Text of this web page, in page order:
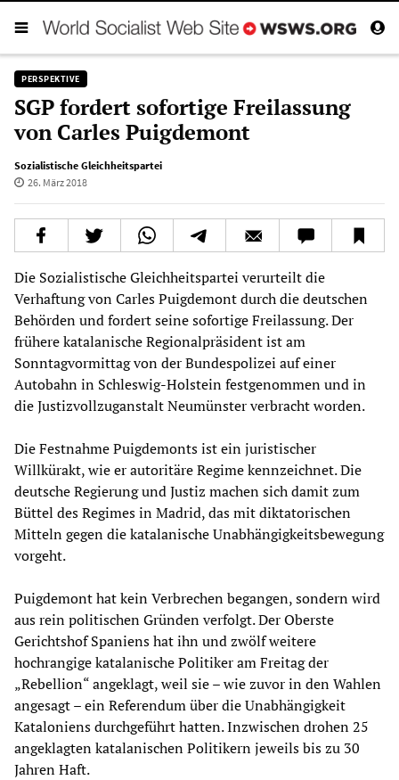
PERSPEKTIVE
SGP fordert sofortige Freilassung
von Carles Puigdemont
Sozialistische Gleichheitspartei
26. März 2018
Die Sozialistische Gleichheitspartei verurteilt die
Verhaftung von Carles Puigdemont durch die deutschen
Behörden und fordert seine sofortige Freilassung. Der
frühere katalanische Regionalpräsident ist am
Sonntagvormittag von der Bundespolizei auf einer
Autobahn in Schleswig-Holstein festgenommen und in
die Justizvollzuganstalt Neumünster verbracht worden.
Die Festnahme Puigdemonts ist ein juristischer
Willkürakt, wie er autoritäre Regime kennzeichnet. Die
deutsche Regierung und Justiz machen sich damit zum
Büttel des Regimes in Madrid, das mit diktatorischen
Mitteln gegen die katalanische Unabhängigkeitsbewegung
vorgeht.
Puigdemont hat kein Verbrechen begangen, sondern wird
aus rein politischen Gründen verfolgt. Der Oberste
Gerichtshof Spaniens hat ihn und zwölf weitere
hochrangige katalanische Politiker am Freitag der
„Rebellion“ angeklagt, weil sie – wie zuvor in den Wahlen
angesagt – ein Referendum über die Unabhängigkeit
Kataloniens durchgeführt hatten. Inzwischen drohen 25
angeklagten katalanischen Politikern jeweils bis zu 30
Jahren Haft.